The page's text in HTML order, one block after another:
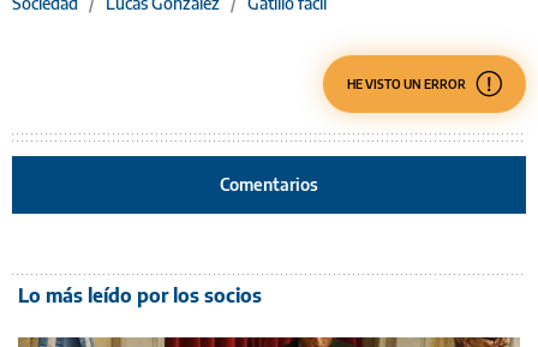
HE VISTO UN ERROR
Comentarios
Lo más leído por los socios